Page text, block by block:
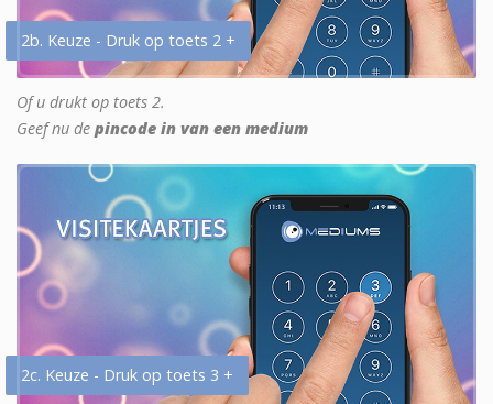
2b. Keuze - Druk op toets 2 +
Of u drukt op toets 2.
Geef nu de pincode in van een medium
2c. Keuze - Druk op toets 3 +